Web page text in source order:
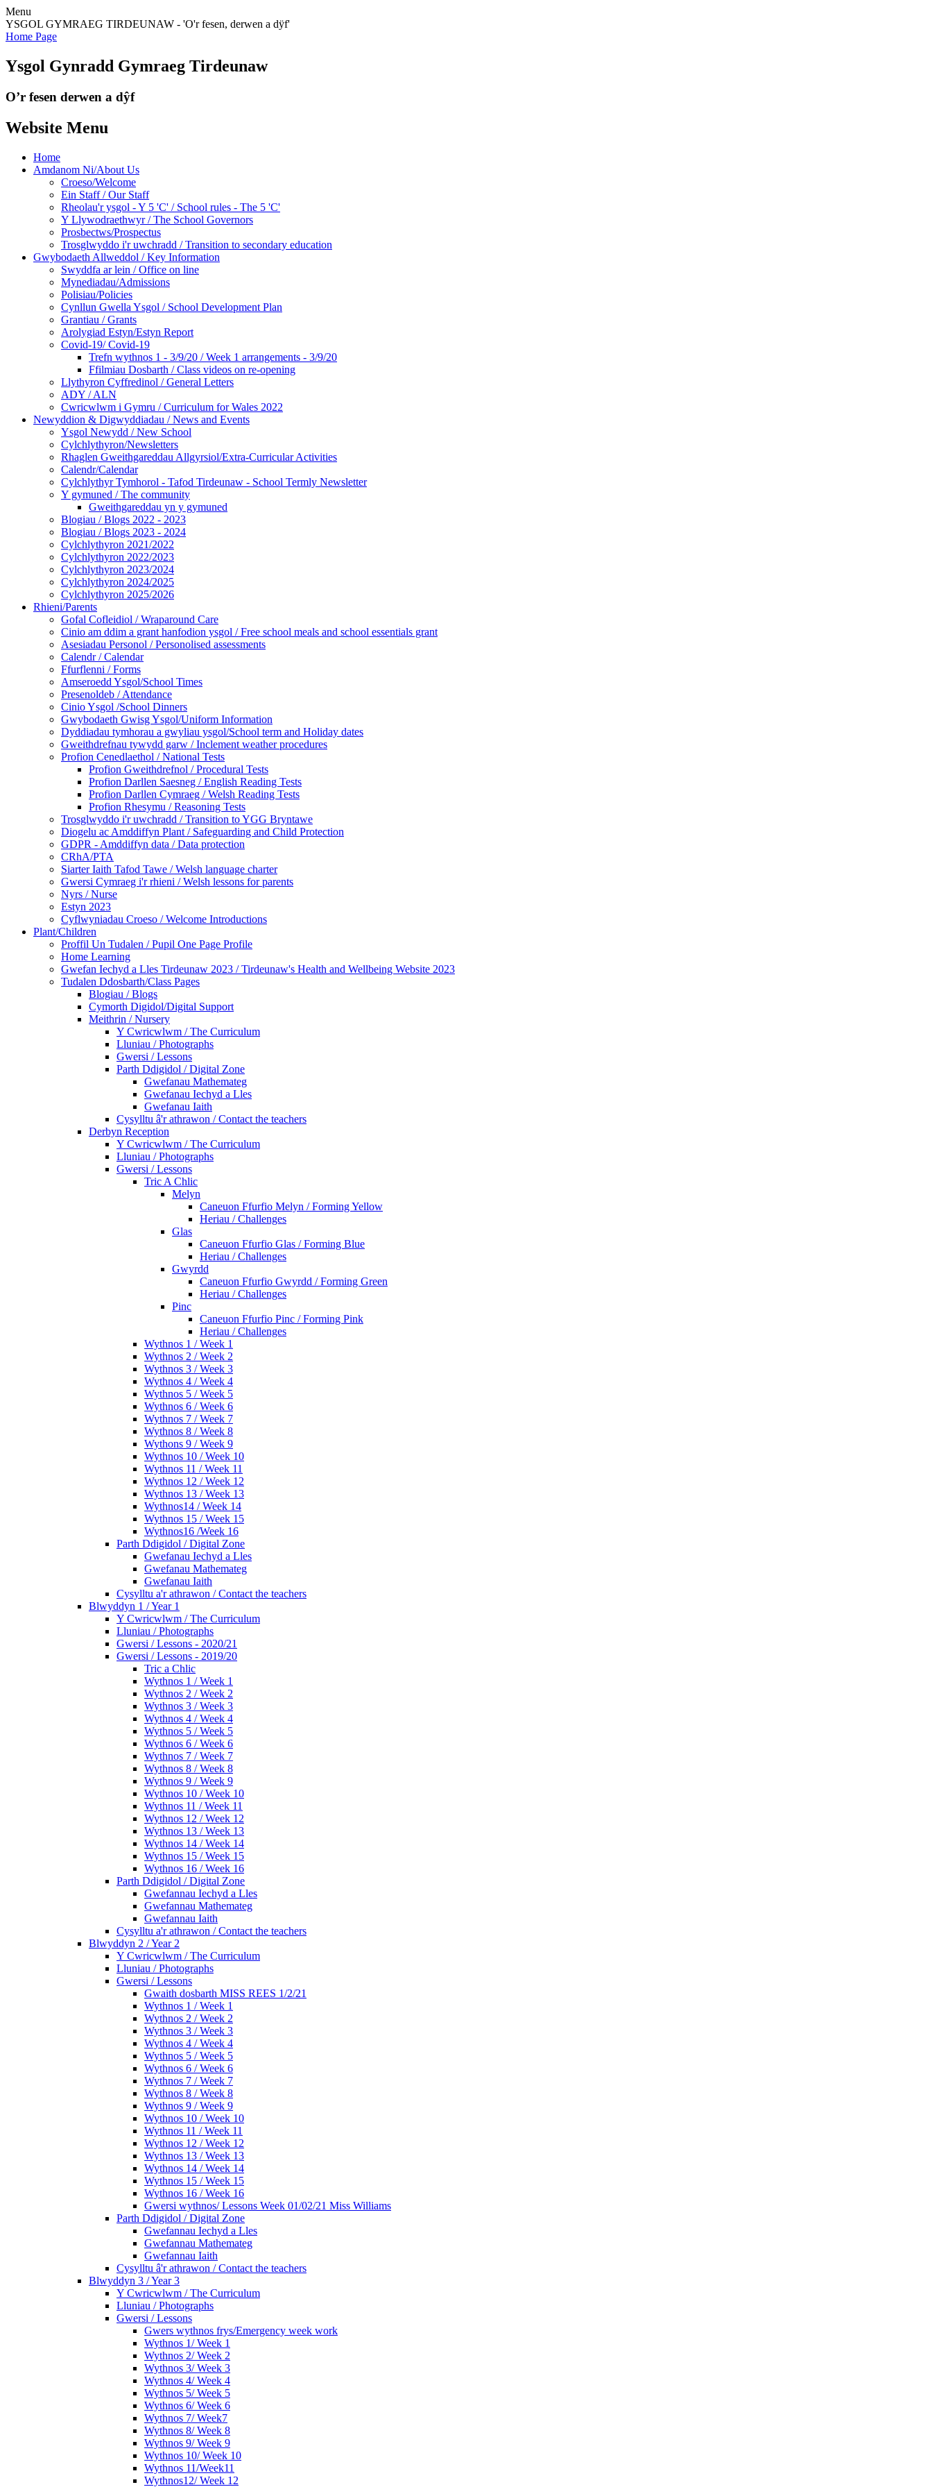
Menu
YSGOL GYMRAEG TIRDEUNAW - 'O'r fesen, derwen a dÿf'
Home Page
Ysgol Gynradd Gymraeg Tirdeunaw
O’r fesen derwen a dŷf
Website Menu
Home
Amdanom Ni/About Us
Croeso/Welcome
Ein Staff / Our Staff
Rheolau'r ysgol - Y 5 'C' / School rules - The 5 'C'
Y Llywodraethwyr / The School Governors
Prosbectws/Prospectus
Trosglwyddo i'r uwchradd / Transition to secondary education
Gwybodaeth Allweddol / Key Information
Swyddfa ar lein / Office on line
Mynediadau/Admissions
Polisiau/Policies
Cynllun Gwella Ysgol / School Development Plan
Grantiau / Grants
Arolygiad Estyn/Estyn Report
Covid-19/ Covid-19
Trefn wythnos 1 - 3/9/20 / Week 1 arrangements - 3/9/20
Ffilmiau Dosbarth / Class videos on re-opening
Llythyron Cyffredinol / General Letters
ADY / ALN
Cwricwlwm i Gymru / Curriculum for Wales 2022
Newyddion & Digwyddiadau / News and Events
Ysgol Newydd / New School
Cylchlythyron/Newsletters
Rhaglen Gweithgareddau Allgyrsiol/Extra-Curricular Activities
Calendr/Calendar
Cylchlythyr Tymhorol - Tafod Tirdeunaw - School Termly Newsletter
Y gymuned / The community
Gweithgareddau yn y gymuned
Blogiau / Blogs 2022 - 2023
Blogiau / Blogs 2023 - 2024
Cylchlythyron 2021/2022
Cylchlythyron 2022/2023
Cylchlythyron 2023/2024
Cylchlythyron 2024/2025
Cylchlythyron 2025/2026
Rhieni/Parents
Gofal Cofleidiol / Wraparound Care
Cinio am ddim a grant hanfodion ysgol / Free school meals and school essentials grant
Asesiadau Personol / Personolised assessments
Calendr / Calendar
Ffurflenni / Forms
Amseroedd Ysgol/School Times
Presenoldeb / Attendance
Cinio Ysgol /School Dinners
Gwybodaeth Gwisg Ysgol/Uniform Information
Dyddiadau tymhorau a gwyliau ysgol/School term and Holiday dates
Gweithdrefnau tywydd garw / Inclement weather procedures
Profion Cenedlaethol / National Tests
Profion Gweithdrefnol / Procedural Tests
Profion Darllen Saesneg / English Reading Tests
Profion Darllen Cymraeg / Welsh Reading Tests
Profion Rhesymu / Reasoning Tests
Trosglwyddo i'r uwchradd / Transition to YGG Bryntawe
Diogelu ac Amddiffyn Plant / Safeguarding and Child Protection
GDPR - Amddiffyn data / Data protection
CRhA/PTA
Siarter Iaith Tafod Tawe / Welsh language charter
Gwersi Cymraeg i'r rhieni / Welsh lessons for parents
Nyrs / Nurse
Estyn 2023
Cyflwyniadau Croeso / Welcome Introductions
Plant/Children
Proffil Un Tudalen / Pupil One Page Profile
Home Learning
Gwefan Iechyd a Lles Tirdeunaw 2023 / Tirdeunaw's Health and Wellbeing Website 2023
Tudalen Ddosbarth/Class Pages
Blogiau / Blogs
Cymorth Digidol/Digital Support
Meithrin / Nursery
Y Cwricwlwm / The Curriculum
Lluniau / Photographs
Gwersi / Lessons
Parth Ddigidol / Digital Zone
Gwefanau Mathemateg
Gwefanau Iechyd a Lles
Gwefanau Iaith
Cysylltu â'r athrawon / Contact the teachers
Derbyn Reception
Y Cwricwlwm / The Curriculum
Lluniau / Photographs
Gwersi / Lessons
Tric A Chlic
Melyn
Caneuon Ffurfio Melyn / Forming Yellow
Heriau / Challenges
Glas
Caneuon Ffurfio Glas / Forming Blue
Heriau / Challenges
Gwyrdd
Caneuon Ffurfio Gwyrdd / Forming Green
Heriau / Challenges
Pinc
Caneuon Ffurfio Pinc / Forming Pink
Heriau / Challenges
Wythnos 1 / Week 1
Wythnos 2 / Week 2
Wythnos 3 / Week 3
Wythnos 4 / Week 4
Wythnos 5 / Week 5
Wythnos 6 / Week 6
Wythnos 7 / Week 7
Wythnos 8 / Week 8
Wythons 9 / Week 9
Wythnos 10 / Week 10
Wythnos 11 / Week 11
Wythnos 12 / Week 12
Wythnos 13 / Week 13
Wythnos14 / Week 14
Wythnos 15 / Week 15
Wythnos16 /Week 16
Parth Ddigidol / Digital Zone
Gwefanau Iechyd a Lles
Gwefanau Mathemateg
Gwefanau Iaith
Cysylltu a'r athrawon / Contact the teachers
Blwyddyn 1 / Year 1
Y Cwricwlwm / The Curriculum
Lluniau / Photographs
Gwersi / Lessons - 2020/21
Gwersi / Lessons - 2019/20
Tric a Chlic
Wythnos 1 / Week 1
Wythnos 2 / Week 2
Wythnos 3 / Week 3
Wythnos 4 / Week 4
Wythnos 5 / Week 5
Wythnos 6 / Week 6
Wythnos 7 / Week 7
Wythnos 8 / Week 8
Wythnos 9 / Week 9
Wythnos 10 / Week 10
Wythnos 11 / Week 11
Wythnos 12 / Week 12
Wythnos 13 / Week 13
Wythnos 14 / Week 14
Wythnos 15 / Week 15
Wythnos 16 / Week 16
Parth Ddigidol / Digital Zone
Gwefannau Iechyd a Lles
Gwefannau Mathemateg
Gwefannau Iaith
Cysylltu a'r athrawon / Contact the teachers
Blwyddyn 2 / Year 2
Y Cwricwlwm / The Curriculum
Lluniau / Photographs
Gwersi / Lessons
Gwaith dosbarth MISS REES 1/2/21
Wythnos 1 / Week 1
Wythnos 2 / Week 2
Wythnos 3 / Week 3
Wythnos 4 / Week 4
Wythnos 5 / Week 5
Wythnos 6 / Week 6
Wythnos 7 / Week 7
Wythnos 8 / Week 8
Wythnos 9 / Week 9
Wythnos 10 / Week 10
Wythnos 11 / Week 11
Wythnos 12 / Week 12
Wythnos 13 / Week 13
Wythnos 14 / Week 14
Wythnos 15 / Week 15
Wythnos 16 / Week 16
Gwersi wythnos/ Lessons Week 01/02/21 Miss Williams
Parth Ddigidol / Digital Zone
Gwefannau Iechyd a Lles
Gwefannau Mathemateg
Gwefannau Iaith
Cysylltu â'r athrawon / Contact the teachers
Blwyddyn 3 / Year 3
Y Cwricwlwm / The Curriculum
Lluniau / Photographs
Gwersi / Lessons
Gwers wythnos frys/Emergency week work
Wythnos 1/ Week 1
Wythnos 2/ Week 2
Wythnos 3/ Week 3
Wythnos 4/ Week 4
Wythnos 5/ Week 5
Wythnos 6/ Week 6
Wythnos 7/ Week7
Wythnos 8/ Week 8
Wythnos 9/ Week 9
Wythnos 10/ Week 10
Wythnos 11/Week11
Wythnos12/ Week 12